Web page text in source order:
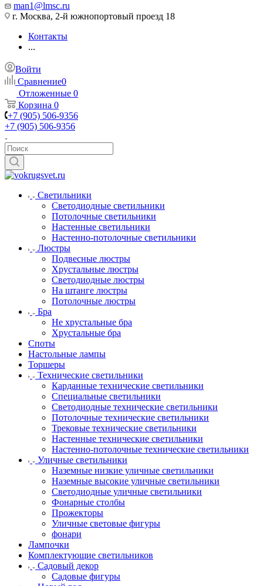
man1@lmsc.ru
г. Москва, 2-й южнопортовый проезд 18
Контакты
...
Войти
Сравнение0
Отложенные 0
Корзина 0
+7 (905) 506-9356
+7 (905) 506-9356
Светильники
Светодиодные светильники
Потолочные светильники
Настенные светильники
Настенно-потолочные светильники
Люстры
Подвесные люстры
Хрустальные люстры
Светодиодные люстры
На штанге люстры
Потолочные люстры
Бра
Не хрустальные бра
Хрустальные бра
Споты
Настольные лампы
Торшеры
Технические светильники
Карданные технические светильники
Специальные светильники
Светодиодные технические светильники
Потолочные технические светильники
Трековые технические светильники
Настенные технические светильники
Настенно-потолочные технические светильники
Уличные светильники
Наземные низкие уличные светильники
Наземные высокие уличные светильники
Светодиодные уличные светильники
Фонарные столбы
Прожекторы
Уличные световые фигуры
фонари
Лампочки
Комплектующие светильников
Садовый декор
Садовые фигуры